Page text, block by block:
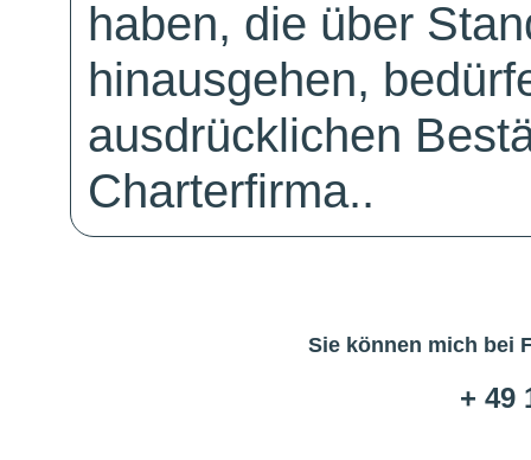
haben, die über
hinausgehen,
ausdrücklichen
Charterfirma..
Sie können mich bei
+ 49